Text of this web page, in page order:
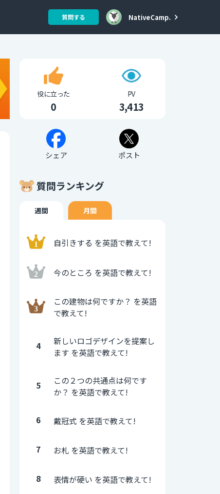
質問する NativeCamp.
役に立った
0
PV
3,413
シェア ポスト
質問ランキング
週間 月間
自引きする を英語で教えて!
今のところ を英語で教えて!
この建物は何ですか？ を英語
で教えて!
4
新しいロゴデザインを提案し
ます を英語で教えて!
5
この２つの共通点は何です
か？ を英語で教えて!
6 戴冠式 を英語で教えて!
7 お札 を英語で教えて!
8 表情が硬い を英語で教えて!